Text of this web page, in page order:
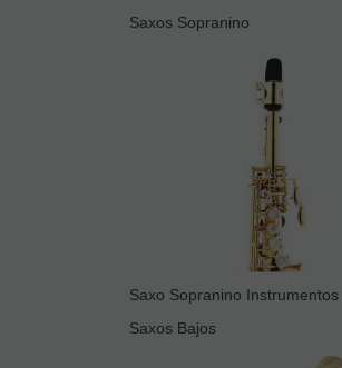
Saxos Sopranino
Saxo Sopranino Instrumentos
Saxos Bajos